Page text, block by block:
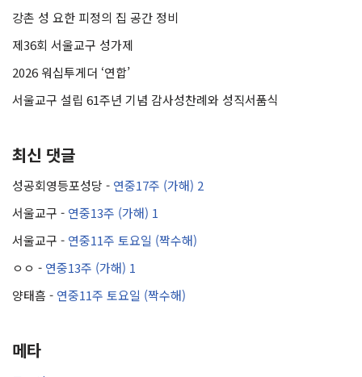
강촌 성 요한 피정의 집 공간 정비
제36회 서울교구 성가제
2026 워십투게더 ‘연합’
서울교구 설립 61주년 기념 감사성찬례와 성직서품식
최신 댓글
성공회영등포성당 - 연중17주 (가해) 2
서울교구 - 연중13주 (가해) 1
서울교구 - 연중11주 토요일 (짝수해)
ㅇㅇ - 연중13주 (가해) 1
양태흠 - 연중11주 토요일 (짝수해)
메타